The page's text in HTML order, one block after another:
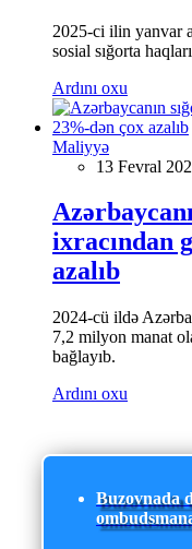
2025-ci ilin yanvar
sosial sığorta
Ardını oxu
Maliyyə
13 Fevral
ixracından
azalıb
2024-cü ildə
7,2 milyon manat
bağlayıb.
Ardını oxu
Buzovnada